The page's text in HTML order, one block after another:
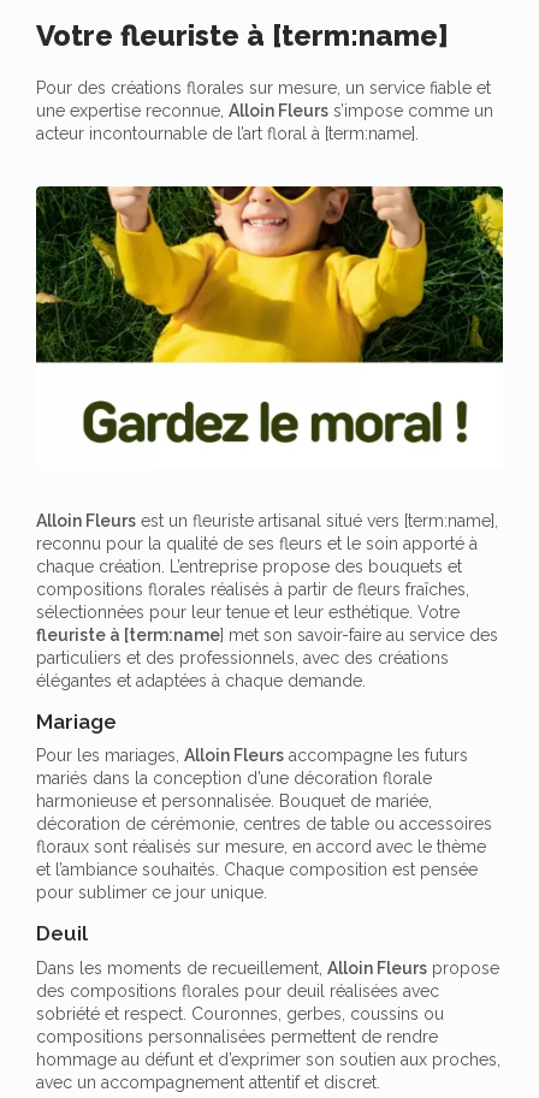
Votre fleuriste à [term:name]
Pour des créations florales sur mesure, un service fiable et
une expertise reconnue, Alloin Fleurs s’impose comme un
acteur incontournable de l’art floral à [term:name].
Alloin Fleurs est un fleuriste artisanal situé vers [term:name],
reconnu pour la qualité de ses fleurs et le soin apporté à
chaque création. L’entreprise propose des bouquets et
compositions florales réalisés à partir de fleurs fraîches,
sélectionnées pour leur tenue et leur esthétique. Votre
fleuriste à [term:name] met son savoir-faire au service des
particuliers et des professionnels, avec des créations
élégantes et adaptées à chaque demande.
Mariage
Pour les mariages, Alloin Fleurs accompagne les futurs
mariés dans la conception d’une décoration florale
harmonieuse et personnalisée. Bouquet de mariée,
décoration de cérémonie, centres de table ou accessoires
floraux sont réalisés sur mesure, en accord avec le thème
et l’ambiance souhaités. Chaque composition est pensée
pour sublimer ce jour unique.
Deuil
Dans les moments de recueillement, Alloin Fleurs propose
des compositions florales pour deuil réalisées avec
sobriété et respect. Couronnes, gerbes, coussins ou
compositions personnalisées permettent de rendre
hommage au défunt et d’exprimer son soutien aux proches,
avec un accompagnement attentif et discret.